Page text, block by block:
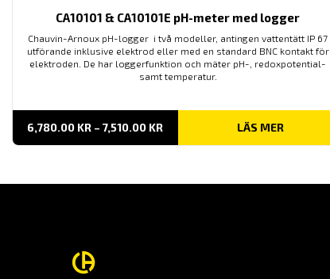
CA10101 & CA10101E pH-meter med logger
Chauvin-Arnoux pH-logger i två modeller, antingen vattentätt IP 67
utförande inklusive elektrod eller med en standard BNC kontakt för
elektroden. De har loggerfunktion och mäter pH-, redoxpotential-
samt temperatur.
6,780.00 KR – 7,510.00 KRPRISINTERVALL:
TILL
LÄS MER